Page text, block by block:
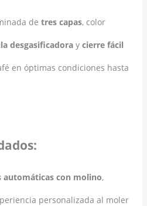
de tres capas, color
desgasificadoray cierre fácil
en óptimas condiciones hasta
automáticas con molino,
personalizada al moler